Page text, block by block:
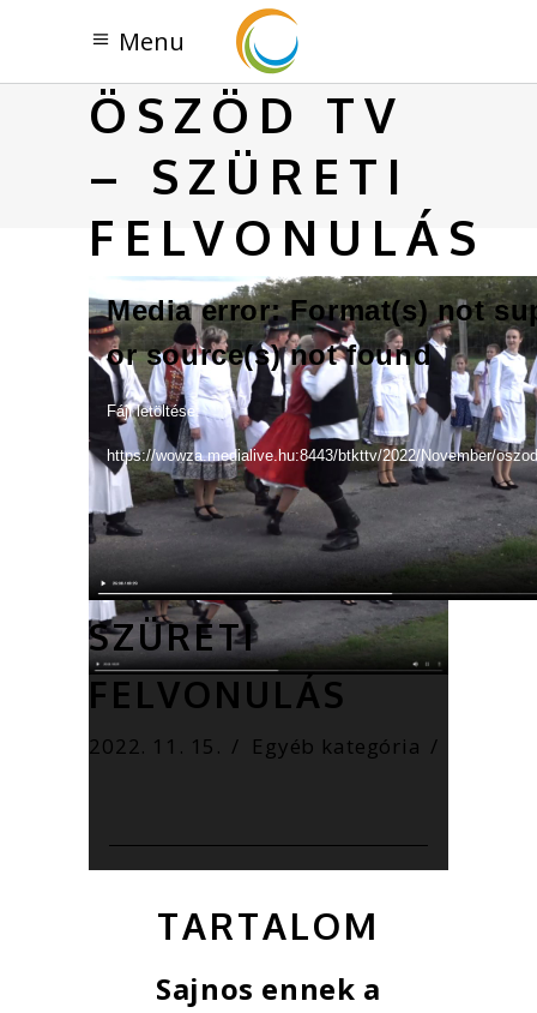
ÖSZÖD TV
– SZÜRETI
FELVONULÁS
Videólejátszó
Media error: Format(s) not
or source(s) not found
Fájl letöltése:
https://wowza.medialive.hu:8443/btkttv/2022/November/
ÖSZÖD TV –
SZÜRETI
FELVONULÁS
2022. 11. 15. Egyéb kategória
TARTALOM
Sajnos ennek a